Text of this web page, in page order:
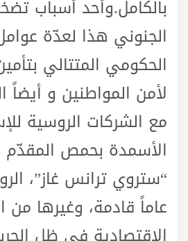
بالكامل.وأحد أسباب
الجنوني هذا لعدّة
الحكومي المتتالي
لأمن المواطنين و أيضاً
مع الشركات الروسية
الأسمدة بحمص
عاماً قادمة، وغيرها من